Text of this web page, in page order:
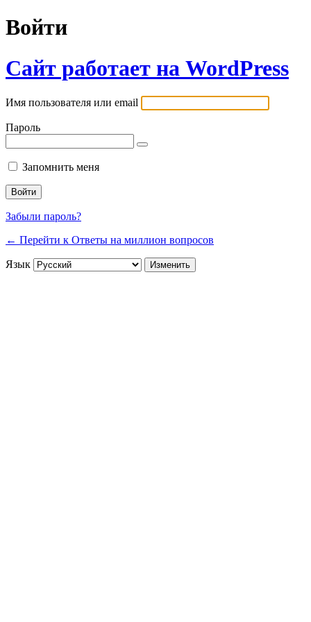
Войти
Сайт работает на WordPress
Имя пользователя или email
Пароль
Запомнить меня
Забыли пароль?
← Перейти к Ответы на миллион вопросов
Язык